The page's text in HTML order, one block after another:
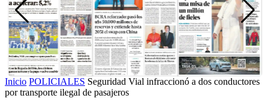
Inicio POLICIALES Seguridad Vial infraccionó a dos conductores
por transporte ilegal de pasajeros